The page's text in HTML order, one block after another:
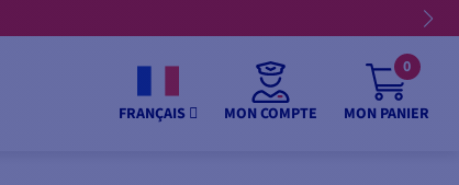
FRANÇAIS MON COMPTE MON PANIER
0